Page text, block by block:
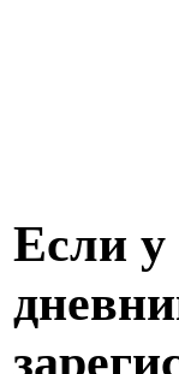
Если у